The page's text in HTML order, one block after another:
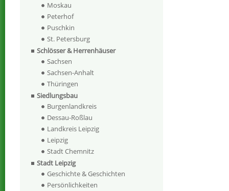
Moskau
Peterhof
Puschkin
St. Petersburg
Schlösser & Herrenhäuser
Sachsen
Sachsen-Anhalt
Thüringen
Siedlungsbau
Burgenlandkreis
Dessau-Roßlau
Landkreis Leipzig
Leipzig
Stadt Chemnitz
Stadt Leipzig
Geschichte & Geschichten
Persönlichkeiten